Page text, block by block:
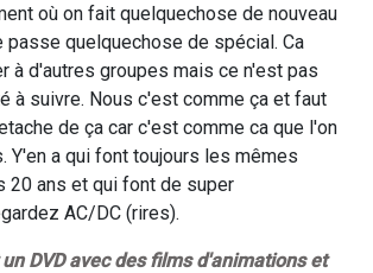
où on fait quelquechose de nouveau
passe quelquechose de spécial. Ca
à d'autres groupes mais ce n'est pas
à suivre. Nous c'est comme ça et faut
de ça car c'est comme ca que l'on
Y'en a qui font toujours les mêmes
20 ans et qui font de super
AC/DC (rires).
DVD avec des films d'animations et